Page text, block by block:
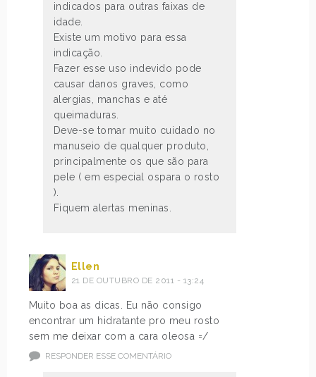
indicados para outras faixas de
idade.
Existe um motivo para essa
indicação.
Fazer esse uso indevido pode
causar danos graves, como
alergias, manchas e até
queimaduras.
Deve-se tomar muito cuidado no
manuseio de qualquer produto,
principalmente os que são para
pele ( em especial ospara o rosto
).
Fiquem alertas meninas.
Ellen
21 DE OUTUBRO DE 2011 - 13:24
Muito boa as dicas. Eu não consigo
encontrar um hidratante pro meu rosto
sem me deixar com a cara oleosa =/
RESPONDER ESSE COMENTÁRIO